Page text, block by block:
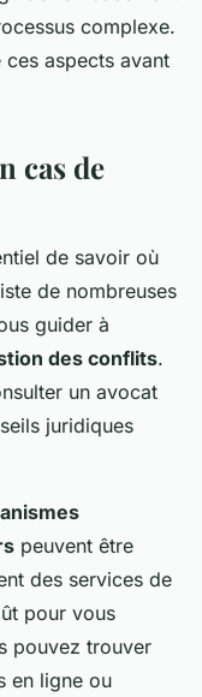
complexe.
aspects avant
cas de
de savoir où
de nombreuses
guider à
des conflits.
un avocat
juridiques
peuvent être
des services de
pour vous
pouvez trouver
en ligne ou